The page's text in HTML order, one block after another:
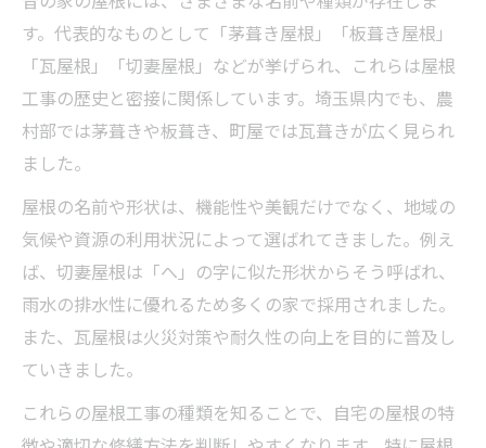
切妻屋根と屋根工事の歴史的な関係を考察
屋根工事で分かる切妻屋根の形と普及理由
切妻屋根が「へ」の字と呼ばれる理由を解
説
切妻屋根と屋根工事の進化による安心な住
まい
屋根瓦の由来と工事の変遷とは
屋根工事の歴史から見る瓦屋根の由来とは
屋根瓦の歴史と屋根工事方法の変遷を解説
れ
す。代表的なものとして「茅葺き屋根」「板葺き屋根」
「瓦屋根」「切妻屋根」などが挙げられ、これらは屋根
工事の歴史と密接に関係しています。埼玉県内でも、農
村部では茅葺きや板葺き、町屋では瓦葺きが広く見られ
ました。
屋根の名前や形状は、機能性や美観だけでなく、地域の
気候や資源の利用状況によって選ばれてきました。例え
ば、切妻屋根は「へ」の字に似た形状からそう呼ばれ、
雨水の排水性に優れるため多くの家で採用されました。
また、瓦屋根は火災対策や耐久性の向上を目的に普及し
ていきました。
これらの屋根工事の種類を知ることで、自宅の屋根の特